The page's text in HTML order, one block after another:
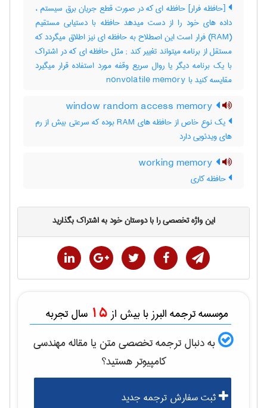
[حافظه فرار] حافظه ای که در صورت قطع جریان برق سیستم ،
داده های خود را از دست میدهد حافظه با دستیابی مستقیم
(‎RAM) فرار است این اصطلاح به حافظه ای نیز اطلاق میگردد که
مستقل از برنامه میتواند تغییر کند‎ ; مثل حافظه ای که در اشتراک
با یک برنامه دیگر یا روال سریع وقفه مورد استفاده قرار میگیرد
مقایسه کنید با ‎ nonvolatile memory
یک نوع خاص از حافظه های RAM بوده که سرعتی بیش از رم
های ویدئویی دارد
حافظه کاری
این واژه تخصصی را با دوستان خود به اشتراک بگذارید
موسسه ترجمه البرز با بیش از 15 سال تجربه
به دنبال ترجمه تخصصی متن یا مقالهمهندسی
كامپيوترهستید؟
ثبت سفارش ترجمه جدید